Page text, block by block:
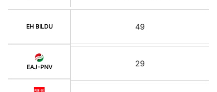
EH BILDU
EAJ-PNV
49
29